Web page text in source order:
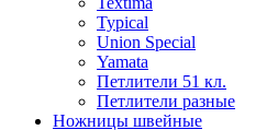
Typical
Union Special
Yamata
Петлители 51 кл.
Петлители разные
Ножницы швейные